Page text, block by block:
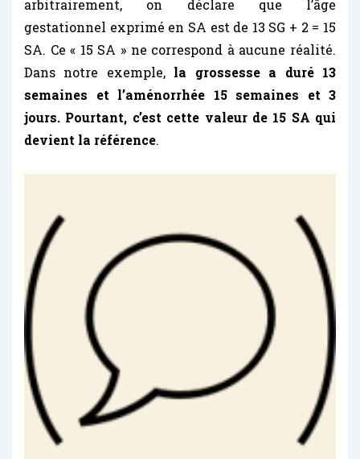
arbitrairement, on déclare que l’âge
gestationnel exprimé en SA est de 13 SG + 2 = 15
SA. Ce « 15 SA » ne correspond à aucune réalité.
Dans notre exemple, la grossesse a duré 13
semaines et l’aménorrhée 15 semaines et 3
jours. Pourtant, c’est cette valeur de 15 SA qui
devient la référence.